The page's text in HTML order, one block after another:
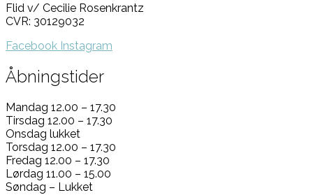
Flid v/ Cecilie Rosenkrantz
CVR: 30129032
Facebook Instagram
Åbningstider
Mandag 12.00 – 17.30
Tirsdag 12.00 – 17.30
Onsdag lukket
Torsdag 12.00 – 17.30
Fredag 12.00 – 17.30
Lørdag 11.00 – 15.00
Søndag – Lukket